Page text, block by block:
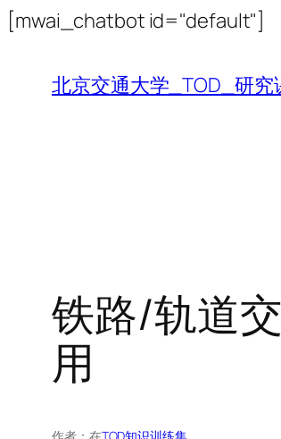
[mwai_chatbot id="default"]
北京交通大学_TOD_研
铁路/轨道
用